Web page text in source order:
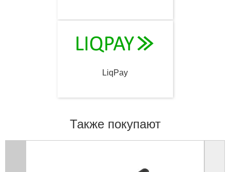
LiqPay
Также покупают